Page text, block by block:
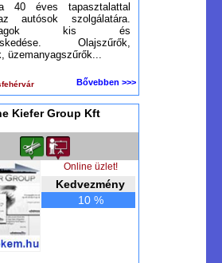
40 éves tapasztalattal
autósok szolgálatára.
kis és
Olajszűrők,
üzemanyagszűrők...
Bővebben >>>
Kiefer Group Kft
Kedvezmény
10 %
Online üzlet!